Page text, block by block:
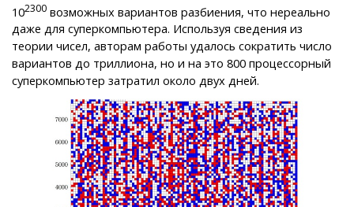
102300 возможных вариантов разбиения, что нереально
даже для суперкомпьютера. Используя сведения из
теории чисел, авторам работы удалось сократить число
вариантов до триллиона, но и на это 800 процессорный
суперкомпьютер затратил около двух дней.